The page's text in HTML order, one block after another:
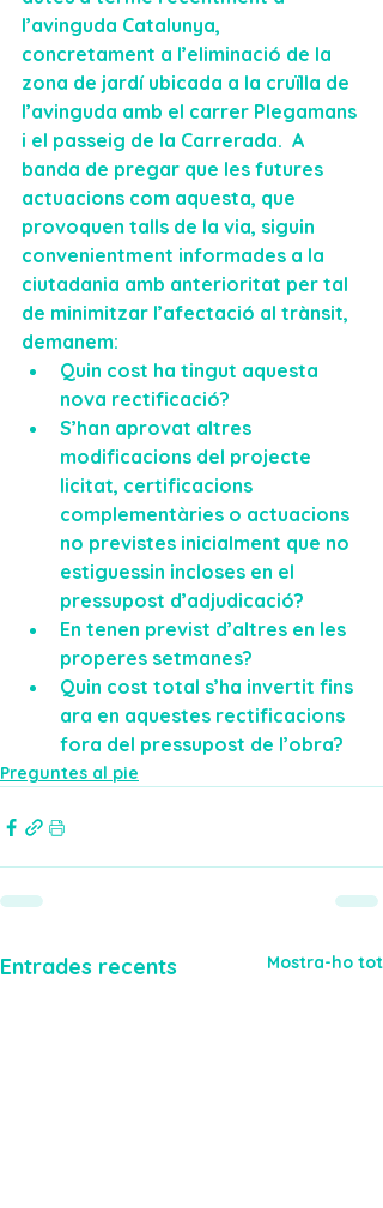
l’avinguda Catalunya,
concretament a l’eliminació de la
zona de jardí ubicada a la cruïlla de
l’avinguda amb el carrer Plegamans
i el passeig de la Carrerada.  A
banda de pregar que les futures
actuacions com aquesta, que
provoquen talls de la via, siguin
convenientment informades a la
ciutadania amb anterioritat per tal
de minimitzar l’afectació al trànsit,
demanem:
Quin cost ha tingut aquesta
nova rectificació?
S’han aprovat altres
modificacions del projecte
licitat, certificacions
complementàries o actuacions
no previstes inicialment que no
estiguessin incloses en el
pressupost d’adjudicació?
En tenen previst d’altres en les
properes setmanes?
Quin cost total s’ha invertit fins
ara en aquestes rectificacions
fora del pressupost de l’obra?
Preguntes al pie
Entrades recents Mostra-ho tot